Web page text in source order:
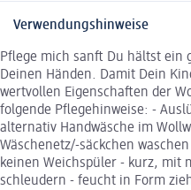
Verwendungshinweise
Pflege mich sanft Du hältst ein
Deinen Händen. Damit Dein
wertvollen Eigenschaften der
folgende Pflegehinweise: -
alternativ Handwäsche im
Wäschenetz/-säckchen
keinen Weichspüler - kurz, mit
schleudern - feucht in Form